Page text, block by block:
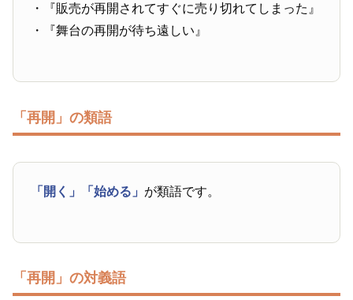
・『販売が再開されてすぐに売り切れてしまった』
・『舞台の再開が待ち遠しい』
「再開」の類語
「開く」 「始める」 が類語です。
「再開」の対義語